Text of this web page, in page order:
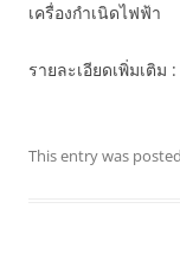
เครื่องกำเนิดไฟฟ้า
รายละเอียดเพิ่มเติม :
This entry was